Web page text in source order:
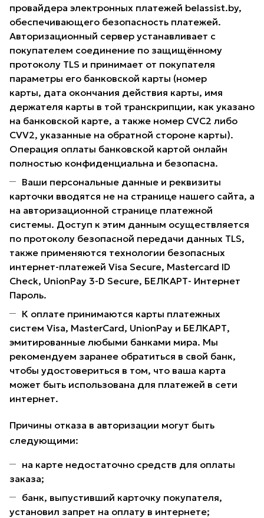
провайдера электронных платежей belassist.by,
обеспечивающего безопасность платежей.
Авторизационный сервер устанавливает с
покупателем соединение по защищённому
протоколу TLS и принимает от покупателя
параметры его банковской карты (номер
карты, дата окончания действия карты, имя
держателя карты в той транскрипции, как указано
на банковской карте, а также номер CVC2 либо
CVV2, указанные на обратной стороне карты).
Операция оплаты банковской картой онлайн
полностью конфиденциальна и безопасна.
Ваши персональные данные и реквизиты
карточки вводятся не на странице нашего сайта, а
на авторизационной странице платежной
системы. Доступ к этим данным осуществляется
по протоколу безопасной передачи данных TLS,
также применяются технологии безопасных
интернет-платежей Visa Secure, Mastercard ID
Check, UnionPay 3-D Secure, БЕЛКАРТ- Интернет
Пароль.
К оплате принимаются карты платежных
систем Visa, MasterCard, UnionPay и БЕЛКАРТ,
эмитированные любыми банками мира. Мы
рекомендуем заранее обратиться в свой банк,
чтобы удостовериться в том, что ваша карта
может быть использована для платежей в сети
интернет.
Причины отказа в авторизации могут быть
следующими:
на карте недостаточно средств для оплаты
заказа;
банк, выпустивший карточку покупателя,
установил запрет на оплату в интернете;